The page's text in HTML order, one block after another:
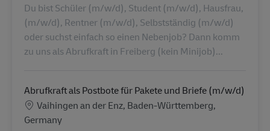
Du bist Schüler (m/w/d), Student (m/w/d), Hausfrau,
(m/w/d), Rentner (m/w/d), Selbstständig (m/w/d)
oder suchst einfach so einen Nebenjob? Dann komm
zu uns als Abrufkraft in Freiberg (kein Minijob)...
Abrufkraft als Postbote für Pakete und Briefe (m/w/d)
Locatie
Vaihingen an der Enz, Baden-Württemberg,
Germany